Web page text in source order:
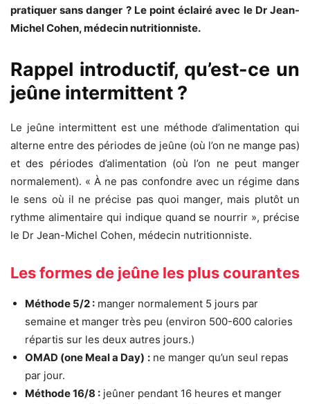
pratiquer sans danger ? Le point éclairé avec le Dr Jean-
Michel Cohen, médecin nutritionniste.
Rappel introductif, qu’est-ce un
jeûne intermittent ?
Le jeûne intermittent est une méthode d’alimentation qui
alterne entre des périodes de jeûne (où l’on ne mange pas)
et des périodes d’alimentation (où l’on ne peut manger
normalement). « À ne pas confondre avec un régime dans
le sens où il ne précise pas quoi manger, mais plutôt un
rythme alimentaire qui indique quand se nourrir », précise
le Dr Jean-Michel Cohen, médecin nutritionniste.
Les formes de jeûne les plus courantes
Méthode 5/2 : manger normalement 5 jours par
semaine et manger très peu (environ 500-600 calories
répartis sur les deux autres jours.)
OMAD (one Meal a Day) : ne manger qu’un seul repas
par jour.
Méthode 16/8 : jeûner pendant 16 heures et manger